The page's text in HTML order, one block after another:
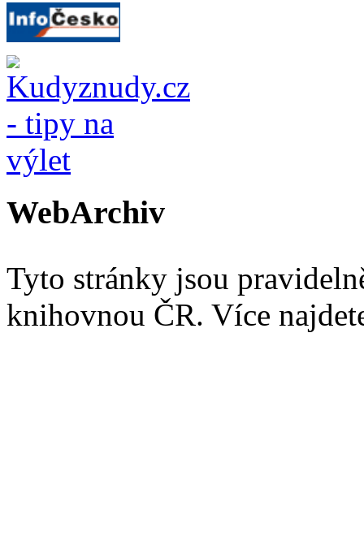
WebArchiv
Tyto stránky jsou
knihovnou ČR. Více